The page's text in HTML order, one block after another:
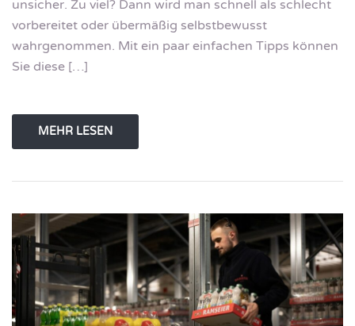
unsicher. Zu viel? Dann wird man schnell als schlecht
vorbereitet oder übermäßig selbstbewusst
wahrgenommen. Mit ein paar einfachen Tipps können
Sie diese […]
MEHR LESEN